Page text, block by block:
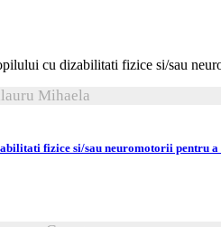
Mihaela
fizice si/sau neuromotorii pentru